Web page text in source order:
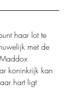
haar lot te
met de
koninkrijk kan
hart ligt